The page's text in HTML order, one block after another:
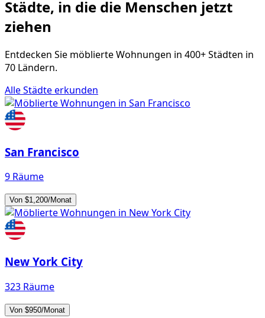
Städte, in die die Menschen jetzt
ziehen
Entdecken Sie möblierte Wohnungen in 400+ Städten in
70 Ländern.
Alle Städte erkunden
San Francisco
9 Räume
Von $1,200/Monat
New York City
323 Räume
Von $950/Monat